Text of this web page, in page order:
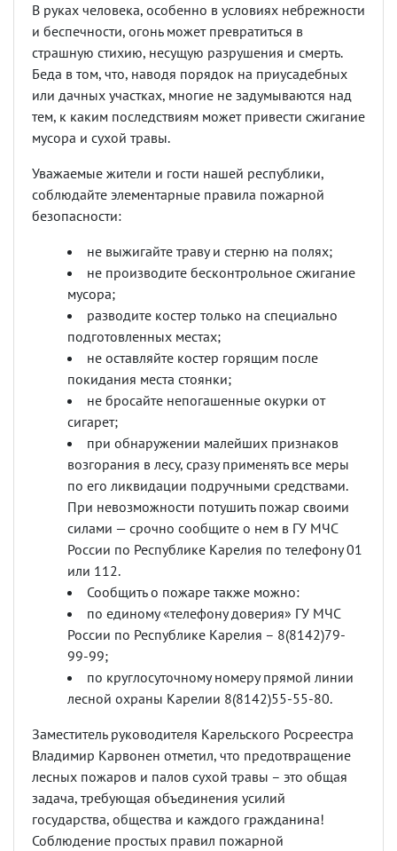
В руках человека, особенно в условиях небрежности
и беспечности, огонь может превратиться в
страшную стихию, несущую разрушения и смерть.
Беда в том, что, наводя порядок на приусадебных
или дачных участках, многие не задумываются над
тем, к каким последствиям может привести сжигание
мусора и сухой травы.
Уважаемые жители и гости нашей республики,
соблюдайте элементарные правила пожарной
безопасности:
не выжигайте траву и стерню на полях;
не производите бесконтрольное сжигание
мусора;
разводите костер только на специально
подготовленных местах;
не оставляйте костер горящим после
покидания места стоянки;
не бросайте непогашенные окурки от
сигарет;
при обнаружении малейших признаков
возгорания в лесу, сразу применять все меры
по его ликвидации подручными средствами.
При невозможности потушить пожар своими
силами — срочно сообщите о нем в ГУ МЧС
России по Республике Карелия по телефону 01
или 112.
Сообщить о пожаре также можно:
по единому «телефону доверия» ГУ МЧС
России по Республике Карелия – 8(8142)79-
99-99;
по круглосуточному номеру прямой линии
лесной охраны Карелии 8(8142)55-55-80.
Заместитель руководителя Карельского Росреестра
Владимир Карвонен отметил, что предотвращение
лесных пожаров и палов сухой травы – это общая
задача, требующая объединения усилий
государства, общества и каждого гражданина!
Соблюдение простых правил пожарной